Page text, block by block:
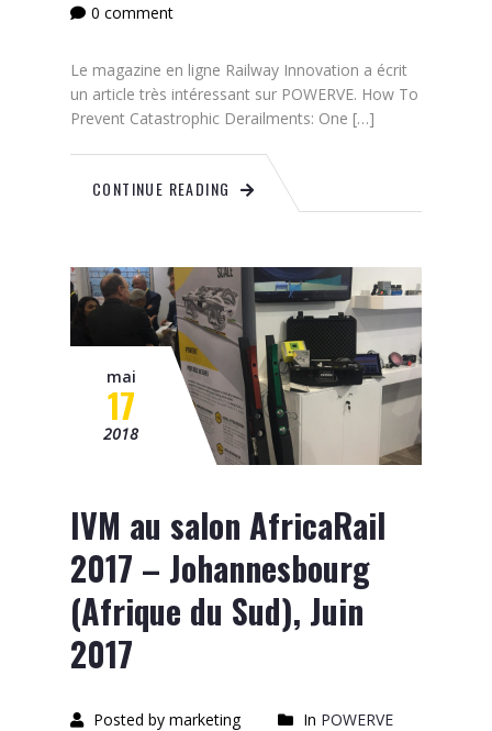
0 comment
Le magazine en ligne Railway Innovation a écrit
un article très intéressant sur POWERVE. How To
Prevent Catastrophic Derailments: One […]
CONTINUE READING
mai
17
2018
IVM au salon AfricaRail
2017 – Johannesbourg
(Afrique du Sud), Juin
2017
Posted by marketing In POWERVE